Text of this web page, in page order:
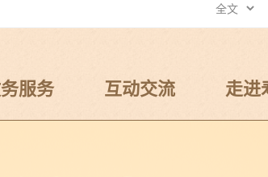
服务 互动交流 走进